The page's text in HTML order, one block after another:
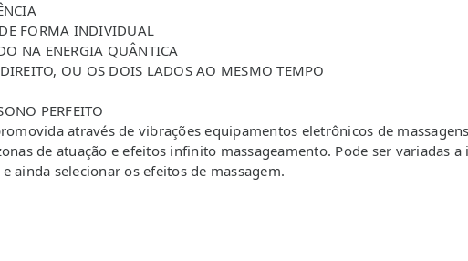
FORMA INDIVIDUAL
NA ENERGIA QUÂNTICA
OU OS DOIS LADOS AO MESMO TEMPO
PERFEITO
através de vibrações equipamentos eletrônicos de
de atuação e efeitos infinito massageamento. Pode ser variadas
ainda selecionar os efeitos de massagem.